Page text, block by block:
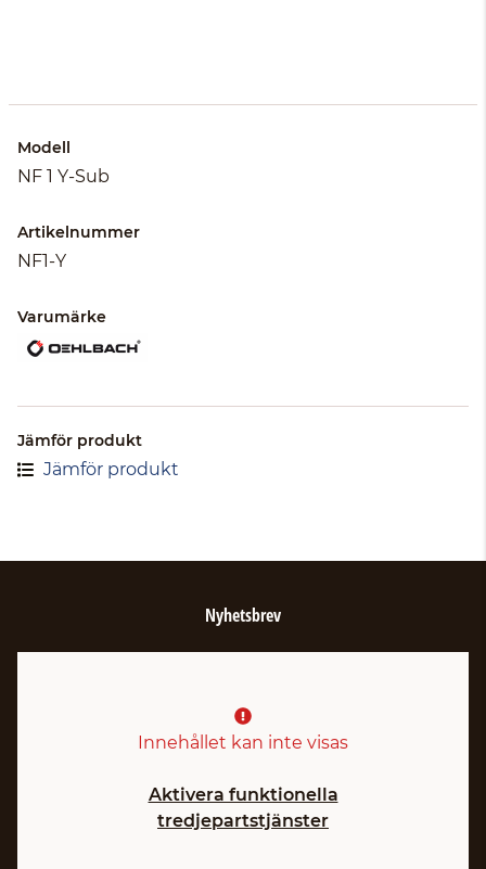
Modell
NF 1 Y-Sub
Artikelnummer
NF1-Y
Varumärke
Jämför produkt
Jämför produkt
Nyhetsbrev
Innehållet kan inte visas
Aktivera funktionella
tredjepartstjänster